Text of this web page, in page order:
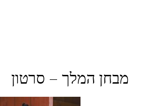
מבחן המלך – סרטון